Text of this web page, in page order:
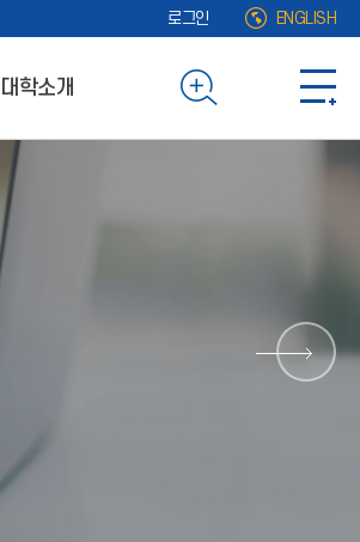
로그인 ENGLISH
대학소개